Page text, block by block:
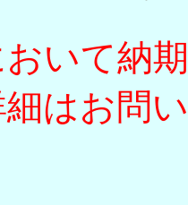
いて納
はお問